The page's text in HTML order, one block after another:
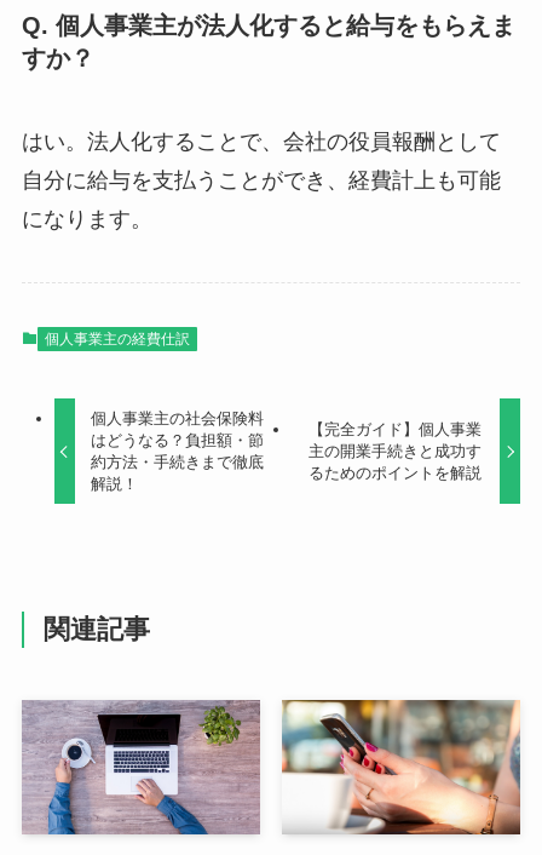
Q. 個人事業主が法人化すると給与をもらえま
すか？
はい。法人化することで、会社の役員報酬として
自分に給与を支払うことができ、経費計上も可能
になります。
個人事業主の経費仕訳
個人事業主の社会保険料
はどうなる？負担額・節
約方法・手続きまで徹底
解説！
【完全ガイド】個人事業
主の開業手続きと成功す
るためのポイントを解説
関連記事